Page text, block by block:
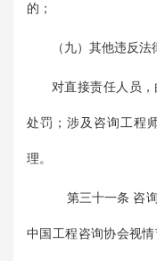
的；
（九）其他违反法
对直接责任人员
处罚；涉及咨询工程
理。
第三十一条 咨询
中国工程咨询协会视